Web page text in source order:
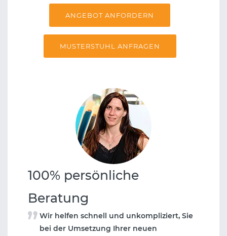
ANGEBOT ANFORDERN
MUSTERSTUHL ANFRAGEN
100% persönliche
Beratung
Wir helfen schnell und unkompliziert, Sie
bei der Umsetzung Ihrer neuen